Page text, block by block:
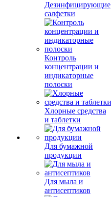
Дезинфицирующие
салфетки
Контроль
концентрации и
индикаторные
полоски
Хлорные средства
и таблетки
Для бумажной
продукции
Для мыла и
антисептиков